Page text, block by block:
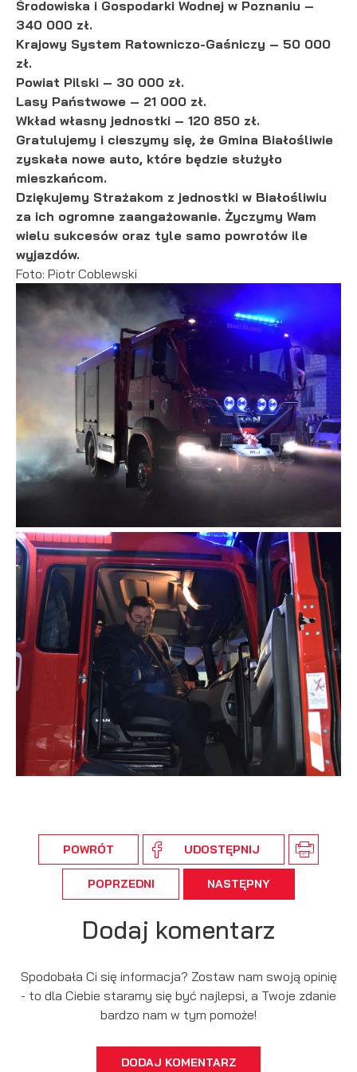
Środowiska i Gospodarki Wodnej w Poznaniu –
340 000 zł.
Krajowy System Ratowniczo-Gaśniczy – 50 000
zł.
Powiat Pilski – 30 000 zł.
Lasy Państwowe – 21 000 zł.
Wkład własny jednostki – 120 850 zł.
Gratulujemy i cieszymy się, że Gmina Białośliwie
zyskała nowe auto, które będzie służyło
mieszkańcom.
Dziękujemy Strażakom z jednostki w Białośliwiu
za ich ogromne zaangażowanie. Życzymy Wam
wielu sukcesów oraz tyle samo powrotów ile
wyjazdów.
Foto: Piotr Coblewski
POWRÓT UDOSTĘPNIJ
POPRZEDNI NASTĘPNY
Dodaj komentarz
Spodobała Ci się informacja? Zostaw nam swoją opinię
- to dla Ciebie staramy się być najlepsi, a Twoje zdanie
bardzo nam w tym pomoże!
DODAJ KOMENTARZ
podmiotów trzecich lub firm będących naszymi partnerami
oraz innych dostawców usług. Firmy te działają w charakterze
pośredników prezentujących nasze treści w postaci
wiadomości, ofert, komunikatów mediów społecznościowych.